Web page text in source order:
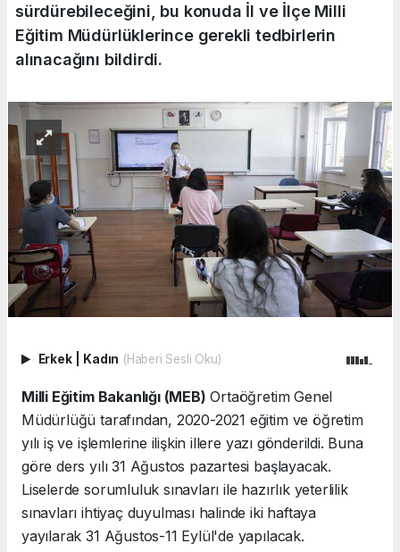
sürdürebileceğini, bu konuda İl ve İlçe Milli
Eğitim Müdürlüklerince gerekli tedbirlerin
alınacağını bildirdi.
Erkek Kadın (Haberi Sesli Oku)
Milli Eğitim Bakanlığı (MEB) Ortaöğretim Genel
Müdürlüğü tarafından, 2020-2021 eğitim ve öğretim
yılı iş ve işlemlerine ilişkin illere yazı gönderildi. Buna
göre ders yılı 31 Ağustos pazartesi başlayacak.
Liselerde sorumluluk sınavları ile hazırlık yeterlilik
sınavları ihtiyaç duyulması halinde iki haftaya
yayılarak 31 Ağustos-11 Eylül'de yapılacak.